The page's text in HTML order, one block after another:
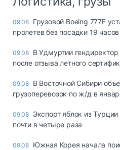
09.08 Грузовой Boeing 777F
пролетев без посадки 19
09.08 В Удмуртии
после отзыва летного
09.08 В Восточной Сибири
грузоперевозок по ж/д в
09.08 Экспорт яблок из
почти в четыре раза
09.08 Южная Корея начала